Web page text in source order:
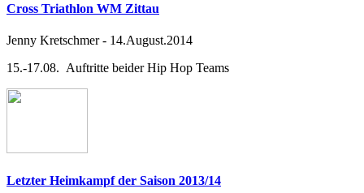
Cross Triathlon WM Zittau
Jenny Kretschmer- 14.August.2014
15.-17.08. Auftritte beider Hip Hop Teams
Letzter Heimkampf der Saison 2013/14